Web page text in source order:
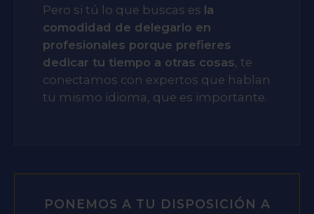
Pero si tú lo que buscas es la
comodidad de delegarlo en
profesionales porque prefieres
dedicar tu tiempo a otras cosas, te
conectamos con expertos que hablan
tu mismo idioma, que es importante.
PONEMOS A TU DISPOSICIÓN A